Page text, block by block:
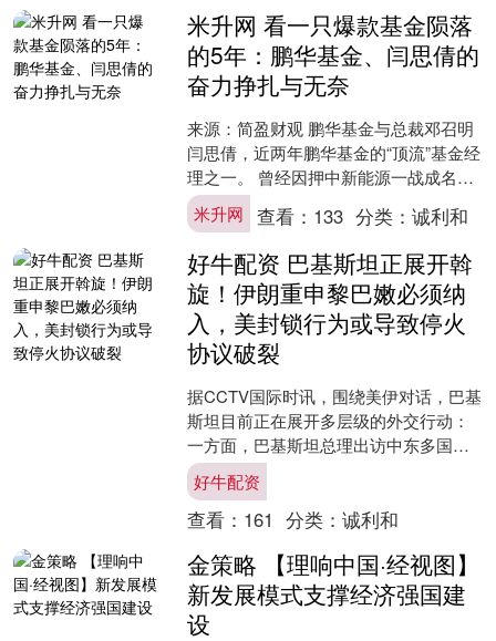
米升网 看一只爆款基金陨落
的5年：鹏华基金、闫思倩的
奋力挣扎与无奈
来源：简盈财观 鹏华基金与总裁邓召明
闫思倩，近两年鹏华基金的“顶流”基金经
理之一。 曾经因押中新能源一战成名化
身“新能源女神”，又随着行情大幅回撤而
遭疯狂吐槽....
米升网 查看： 133 分类：诚利和
好牛配资 巴基斯坦正展开斡
旋！伊朗重申黎巴嫩必须纳
入，美封锁行为或导致停火
协议破裂
据CCTV国际时讯，围绕美伊对话，巴基
斯坦目前正在展开多层级的外交行动：
一方面，巴基斯坦总理出访中东多国，
意在争取地区国家支持；另一方面，军
方高层直接奔赴伊朗....
好牛配资
查看： 161 分类： 诚利和
金策略 【理响中国·经视图】
新发展模式支撑经济强国建
设